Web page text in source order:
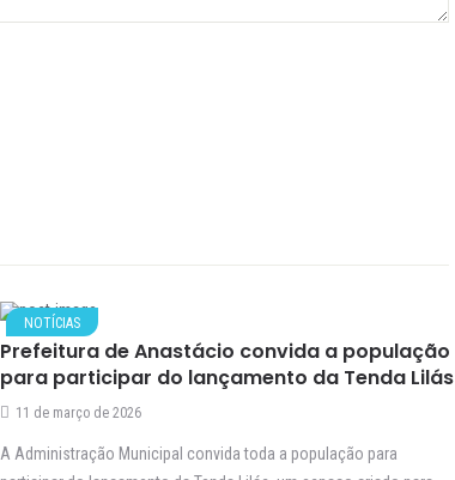
NOTÍCIAS
Prefeitura de Anastácio convida a população
para participar do lançamento da Tenda Lilás
11 de março de 2026
A Administração Municipal convida toda a população para